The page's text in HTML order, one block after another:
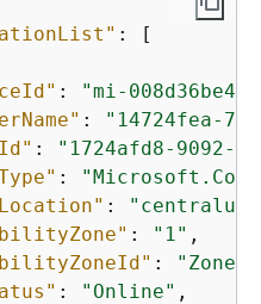
: [
:
"mi-
:
"14724fea-
:
"1724afd8-9092-
:
: "centralus"
: "1" ,
: "Zone1"
: "Online" ,